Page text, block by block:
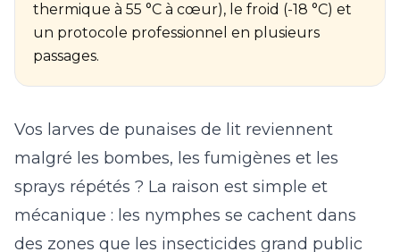
thermique à 55 °C à cœur), le froid (-18 °C) et
un protocole professionnel en plusieurs
passages.
Vos larves de punaises de lit reviennent
malgré les bombes, les fumigènes et les
sprays répétés ? La raison est simple et
mécanique : les nymphes se cachent dans
des zones que les insecticides grand public